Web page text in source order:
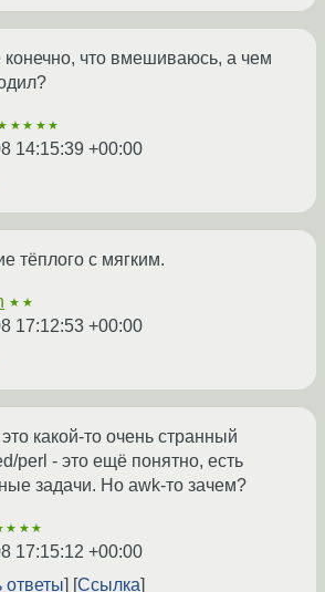
конечно, что вмешиваюсь, а чем
14:15:39 +00:00
тёплого с мягким.
★★
17:12:53 +00:00
какой-то очень странный
perl - это ещё понятно, есть
задачи. Но awk-то зачем?
17:15:12 +00:00
ответы
Ссылка